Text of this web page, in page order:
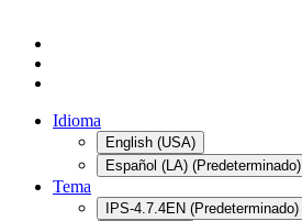
Idioma
English (USA)
Español (LA) (Predeterminado)
Tema
IPS-4.7.4EN (Predeterminado)